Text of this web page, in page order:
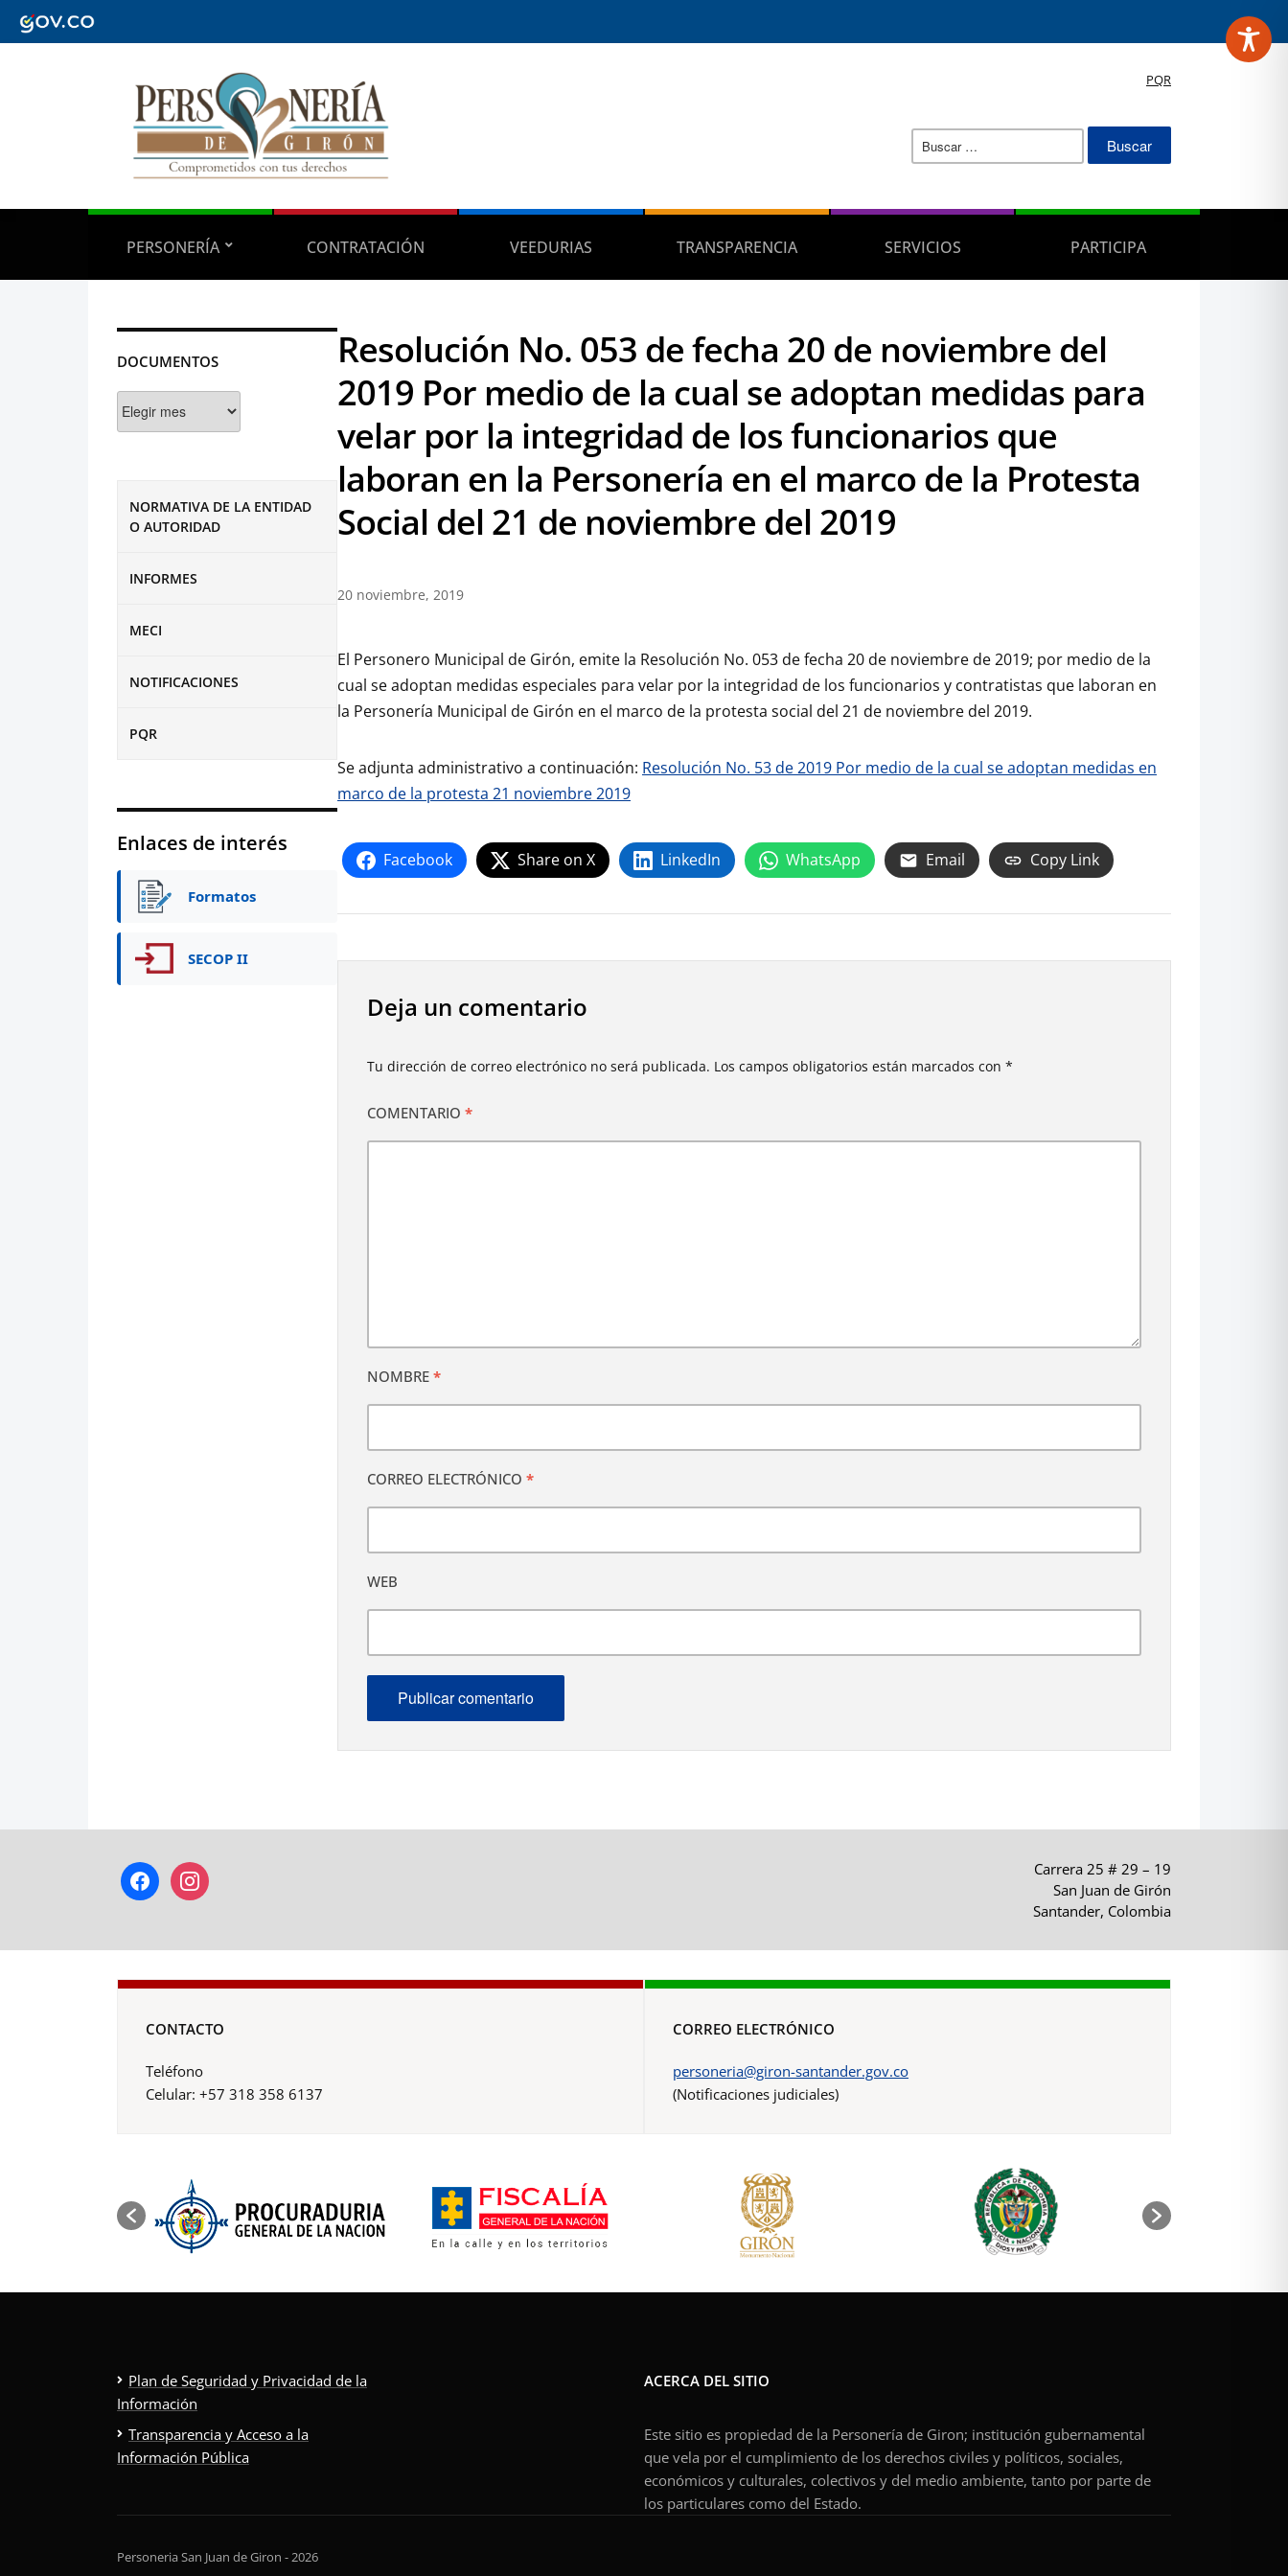
PQR
Buscar:
PERSONERÍA CONTRATACIÓN VEEDURIAS TRANSPARENCIA SERVICIOS PARTICIPA
DOCUMENTOS
NORMATIVA DE LA ENTIDAD
O AUTORIDAD
INFORMES
MECI
NOTIFICACIONES
PQR
Enlaces de interés
Formatos
SECOP II
Resolución No. 053 de fecha 20 de noviembre del
2019 Por medio de la cual se adoptan medidas para
velar por la integridad de los funcionarios que
laboran en la Personería en el marco de la Protesta
Social del 21 de noviembre del 2019
20 noviembre, 2019
El Personero Municipal de Girón, emite la Resolución No. 053 de fecha 20 de noviembre de 2019; por medio de la
cual se adoptan medidas especiales para velar por la integridad de los funcionarios y contratistas que laboran en
la Personería Municipal de Girón en el marco de la protesta social del 21 de noviembre del 2019.
Se adjunta administrativo a continuación: Resolución No. 53 de 2019 Por medio de la cual se adoptan medidas en
marco de la protesta 21 noviembre 2019
Facebook Share on X LinkedIn WhatsApp Email Copy Link
Deja un comentario
Tu dirección de correo electrónico no será publicada. Los campos obligatorios están marcados con *
COMENTARIO *
NOMBRE *
CORREO ELECTRÓNICO *
WEB
facebookinstagram
Carrera 25 # 29 – 19
San Juan de Girón
Santander, Colombia
CONTACTO
Teléfono
Celular: +57 318 358 6137
CORREO ELECTRÓNICO
personeria@giron-santander.gov.co
(Notificaciones judiciales)
Plan de Seguridad y Privacidad de la
Información
Transparencia y Acceso a la
Información Pública
ACERCA DEL SITIO
Este sitio es propiedad de la Personería de Giron; institución gubernamental
que vela por el cumplimiento de los derechos civiles y políticos, sociales,
económicos y culturales, colectivos y del medio ambiente, tanto por parte de
los particulares como del Estado.
Personeria San Juan de Giron - 2026